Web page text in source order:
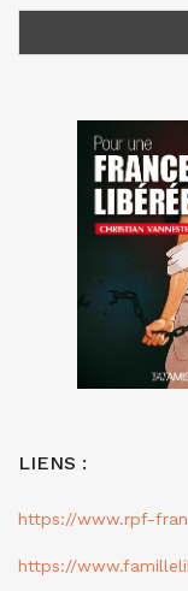
LIENS :
https://www.rpf-
https://